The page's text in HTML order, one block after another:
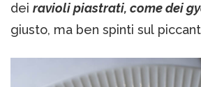
dei ravioli piastrati, come dei
giusto, ma ben spinti sul